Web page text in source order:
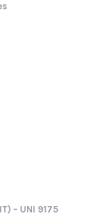
– UNI 9175